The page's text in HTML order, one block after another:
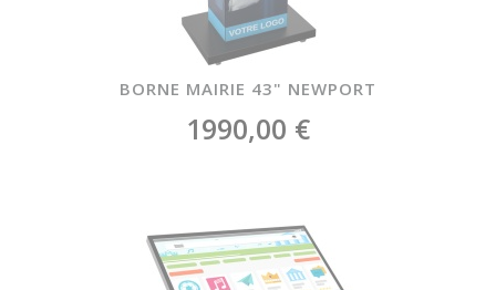
BORNE MAIRIE 43" NEWPORT
1990,00 €